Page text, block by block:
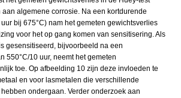
algemene corrosie. Na een kortdurende
bij 675°C) nam het gemeten gewichtsverlies
voor het op gang komen van sensitisering. Als
gesensitiseerd, bijvoorbeeld na een
550°C/10 uur, neemt het gemeten
toe. Op afbeelding 10 zijn deze invloeden te
en voor lasmetalen die verschillende
ondergaan. Verder onderzoek aan